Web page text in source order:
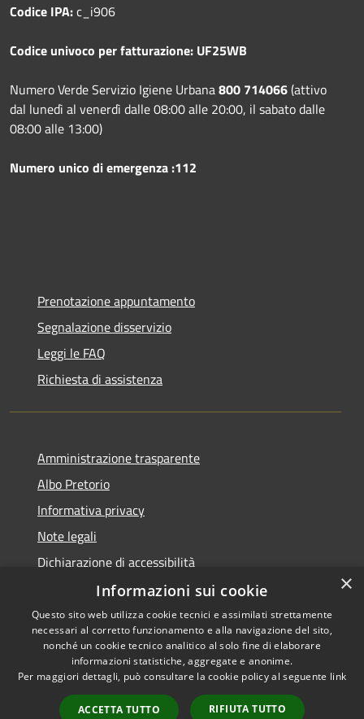
Codice IPA:c_i906
Codice univoco per fatturazione: UF25WB
Numero Verde Servizio Igiene Urbana800 714066(attivo
dal lunedì al venerdì dalle 08:00 alle 20:00, il sabato dalle
08:00 alle 13:00)
Numero unico di emergenza :112
Prenotazione appuntamento
Segnalazione disservizio
Leggi le FAQ
Richiesta di assistenza
Amministrazione trasparente
Albo Pretorio
Informativa privacy
Note legali
Dichiarazione di accessibilità
Accessibilità
Privacy
Copyright © 2026 • Comune di
Spinadesco • Powered by
Municipium•Accesso
redazione
×
Informazioni sui cookie
Questo sito web utilizza cookie tecnici e assimilati strettamente
necessari al corretto funzionamento e alla navigazione del sito,
nonché un cookie tecnico analitico al solo fine di elaborare
informazioni statistiche, aggregate e anonime.
Per maggiori dettagli, può consultare la cookie policy al seguente link
ACCETTA TUTTO RIFIUTA TUTTO